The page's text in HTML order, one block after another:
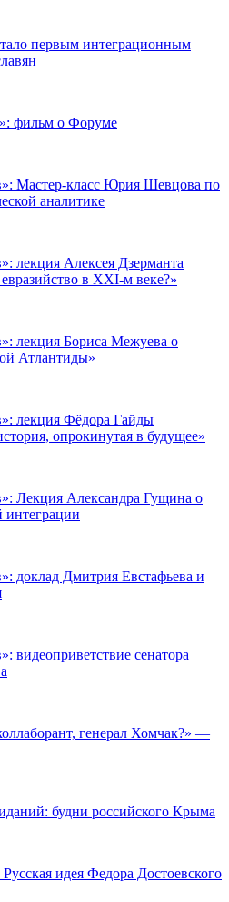
первым интеграционным
фильм о Форуме
Мастер-класс Юрия Шевцова по
аналитике
лекция Алексея Дзерманта
в XXI-м веке?»
лекция Бориса Межуева о
Атлантиды»
лекция Фёдора Гайды
опрокинутая в будущее»
Лекция Александра Гущина о
интеграции
доклад Дмитрия Евстафьева и
видеоприветствие сенатора
генерал Хомчак?» —
будни российского Крыма
идея Федора Достоевского